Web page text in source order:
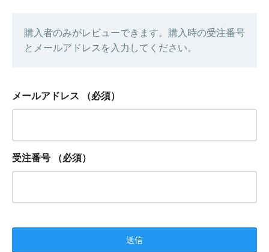
購入者のみがレビューできます。購入時の受注番号
とメールアドレスを入力してください。
メールアドレス （必須）
受注番号 （必須）